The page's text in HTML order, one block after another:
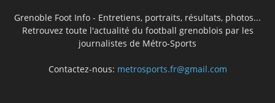
Grenoble Foot Info - Entretiens, portraits, résultats, photos...
Retrouvez toute l'actualité du football grenoblois par les
journalistes de Métro-Sports
Contactez-nous: metrosports.fr@gmail.com